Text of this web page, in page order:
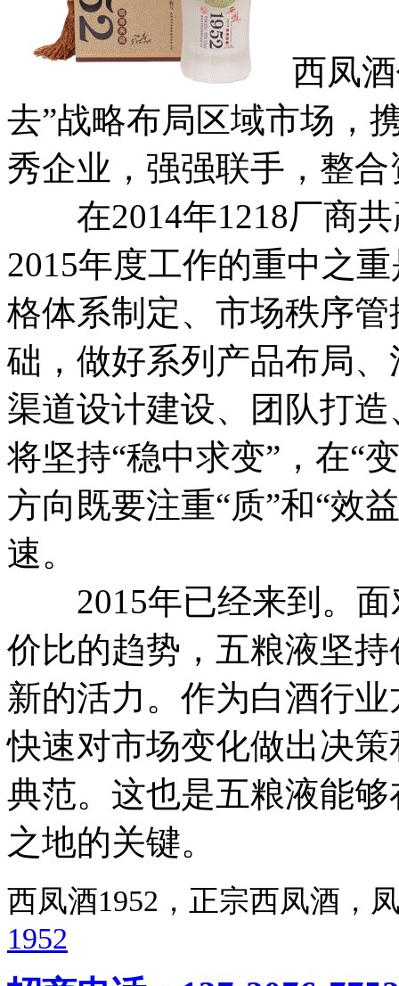
西凤
去”战略布局区域市场，
秀企业，强强联手，整
在2014年1218厂商共
2015年度工作的重中之
格体系制定、市场秩序
础，做好系列产品布局
渠道设计建设、团队打
将坚持“稳中求变”，在“
方向既要注重“质”和“效
速。
2015年已经来到。面
价比的趋势，五粮液坚
新的活力。作为白酒行
快速对市场变化做出决
典范。这也是五粮液能
之地的关键。
西凤酒1952，正宗西凤酒
1952